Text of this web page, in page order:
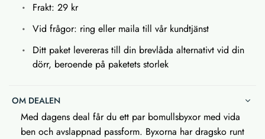
Frakt: 29 kr
Vid frågor: ring eller maila till vår kundtjänst
Ditt paket levereras till din brevlåda alternativt vid din
dörr, beroende på paketets storlek
OM DEALEN
Med dagens deal får du ett par bomullsbyxor med vida
ben och avslappnad passform. Byxorna har dragsko runt